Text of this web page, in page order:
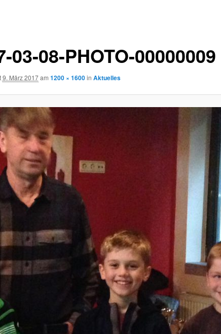
03-08-PHOTO-00000009
9. März 2017am 1200 × 1600in Aktuelles